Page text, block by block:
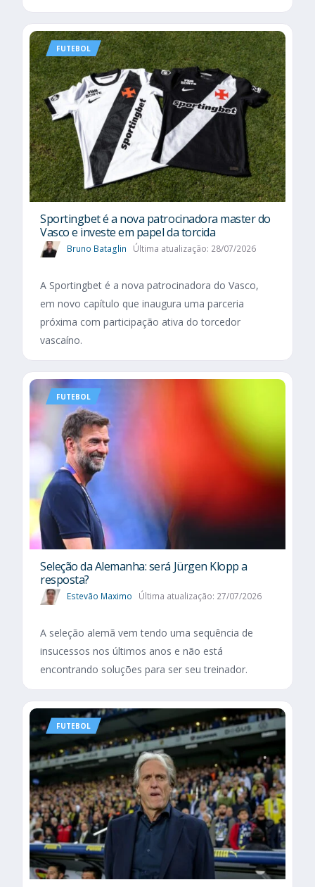
FUTEBOL
Sportingbet é a nova patrocinadora master do
Vasco e investe em papel da torcida
Bruno Bataglin Última atualização: 28/07/2026
A Sportingbet é a nova patrocinadora do Vasco,
em novo capítulo que inaugura uma parceria
próxima com participação ativa do torcedor
vascaíno.
FUTEBOL
Seleção da Alemanha: será Jürgen Klopp a
resposta?
Estevão Maximo Última atualização: 27/07/2026
A seleção alemã vem tendo uma sequência de
insucessos nos últimos anos e não está
encontrando soluções para ser seu treinador.
FUTEBOL